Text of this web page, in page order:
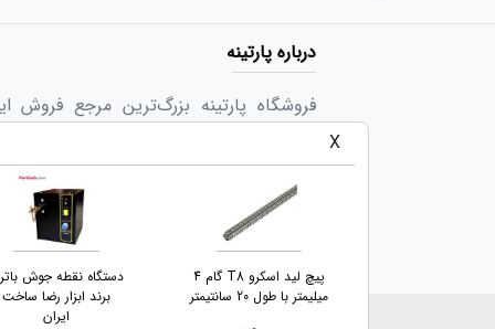
X
پیچ لید اسکرو T8 گام 4
میلیمتر با طول 20 سانتیمتر
دستگاه نقطه جوش
برند ابزار رضا ساخت
ایران
درباره پارتینه
فروشگاه پارتینه بزرگ‌ترین مرجع فروش
گستره‌ای از کالاهای متنوع در حوزه
مهندسین و صنعت کاران و دانشگاه ها و
خود «تجربه‌ی لذت‌بخش یک خرید